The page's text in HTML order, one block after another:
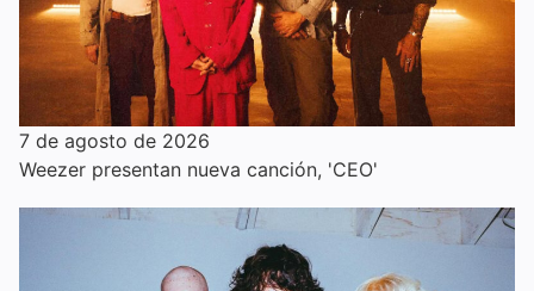
7 de agosto de 2026
Weezer presentan nueva canción, 'CEO'